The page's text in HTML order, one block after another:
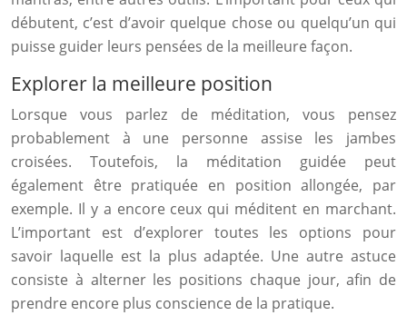
débutent, c’est d’avoir quelque chose ou quelqu’un qui
puisse guider leurs pensées de la meilleure façon.
Explorer la meilleure position
Lorsque vous parlez de méditation, vous pensez
probablement à une personne assise les jambes
croisées. Toutefois, la méditation guidée peut
également être pratiquée en position allongée, par
exemple. Il y a encore ceux qui méditent en marchant.
L’important est d’explorer toutes les options pour
savoir laquelle est la plus adaptée. Une autre astuce
consiste à alterner les positions chaque jour, afin de
prendre encore plus conscience de la pratique.